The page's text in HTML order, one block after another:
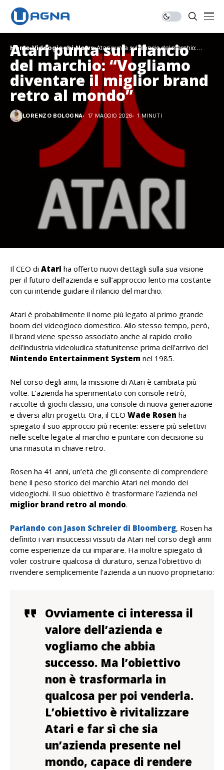
Home Videogiochi News Atari punta sul rilancio del marchio:
“Vogliamo diventare il miglior brand retro al
mondo”
Atari punta sul rilancio
del marchio: “Vogliamo
diventare il miglior brand
retro al mondo”
LORENZO BOLOGNA 17 MAGGIO 2026 1 MINUTI
Il CEO di Atari ha offerto nuovi dettagli sulla sua visione
per il futuro dell’azienda e sull’approccio lento ma costante
con cui intende guidare il rilancio del marchio.
Atari è probabilmente il nome più legato al primo grande
boom del videogioco domestico. Allo stesso tempo, però,
il brand viene spesso associato anche al rapido crollo
dell’industria videoludica statunitense prima dell’arrivo del
Nintendo Entertainment System nel 1985.
Nel corso degli anni, la missione di Atari è cambiata più
volte. L’azienda ha sperimentato con console retrò,
raccolte di giochi classici, una console di nuova generazione
e diversi altri progetti. Ora, il CEO Wade Rosen ha
spiegato il suo approccio più recente: essere più selettivi
nelle scelte legate al marchio e puntare con decisione su
una rinascita in chiave retro.
Rosen ha 41 anni, un’età che gli consente di comprendere
bene il peso storico del marchio Atari nel mondo dei
videogiochi. Il suo obiettivo è trasformare l’azienda nel
miglior brand retro al mondo.
Parlando con Jason Schreier di Bloomberg, Rosen ha
definito i vari insuccessi vissuti da Atari nel corso degli anni
come esperienze da cui imparare. Ha inoltre spiegato di
voler costruire qualcosa di duraturo, senza l’obiettivo di
rivendere semplicemente l’azienda a un nuovo proprietario:
Ovviamente ci interessa il
valore dell’azienda e
vogliamo che abbia
successo. Ma l’obiettivo
non è trasformarla in
qualcosa per poi venderla.
L’obiettivo è rivitalizzare
Atari e far sì che sia
un’azienda presente nel
mondo, capace di rendere